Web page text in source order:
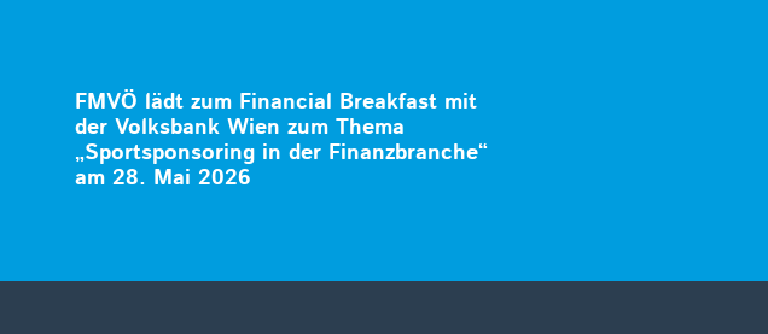
FMVÖ lädt zum Financial Breakfast mit
der Volksbank Wien zum Thema
„Sportsponsoring in der Finanzbranche“
am 28. Mai 2026